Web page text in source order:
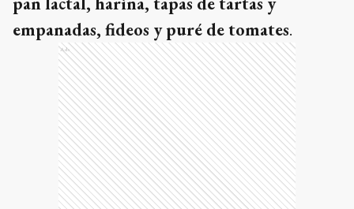
empanadas, fideos y puré de tomates.
Ads